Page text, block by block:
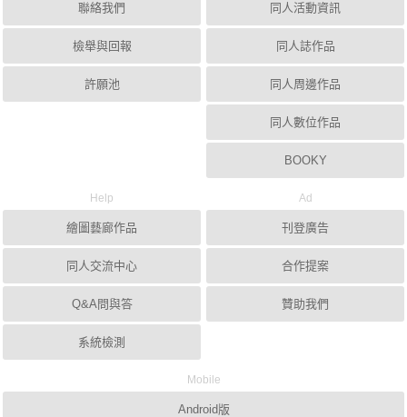
聯絡我們
檢舉與回報
許願池
同人活動資訊
同人誌作品
同人周邊作品
同人數位作品
BOOKY
Help
繪圖藝廊作品
同人交流中心
Q&A問與答
系統檢測
Ad
刊登廣告
合作提案
贊助我們
Mobile
Android版